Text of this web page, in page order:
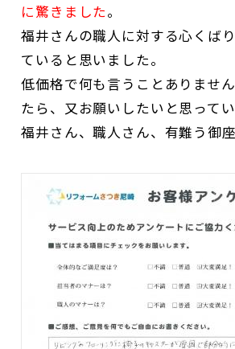
に驚きました。
福井さんの職人に対する心くば
ていると思いました。
低価格で何も言うことありませ
たら、又お願いしたいと思ってい
福井さん、職人さん、有難う御